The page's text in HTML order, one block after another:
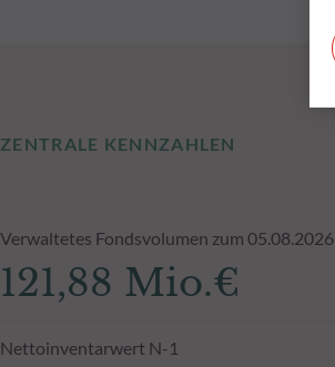
ZENTRALE KENNZAHLEN
Verwaltetes Fondsvolumen zum 05.08.2026
121,88 Mio.€
Nettoinventarwert N-1